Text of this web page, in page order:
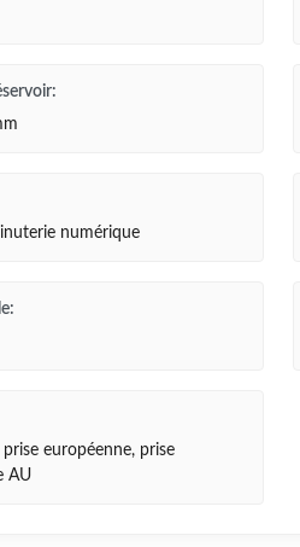
numérique
prise européenne, prise
AU